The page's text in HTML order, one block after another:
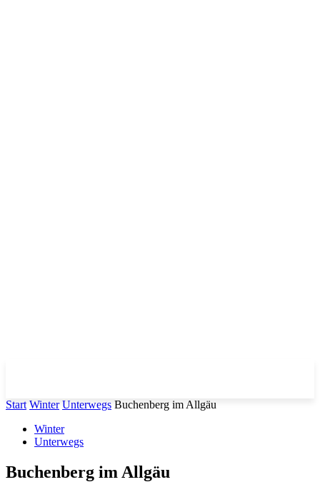
Start Winter Unterwegs Buchenberg im Allgäu
Winter
Unterwegs
Buchenberg im Allgäu